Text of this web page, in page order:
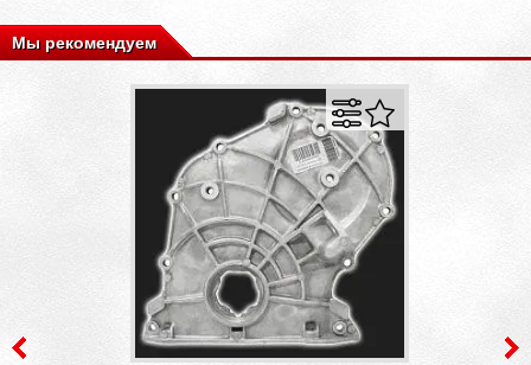
Мы рекомендуем